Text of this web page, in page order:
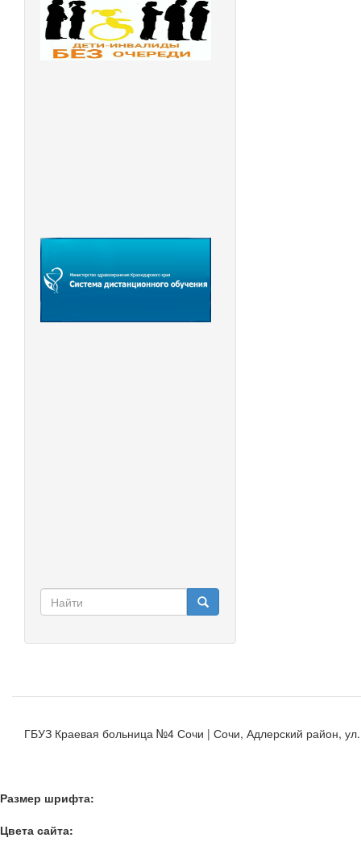
Форма
ГБУЗ Краевая больница №4 Сочи | Сочи, Адлерский район,
Размер шрифта:
Цвета сайта: